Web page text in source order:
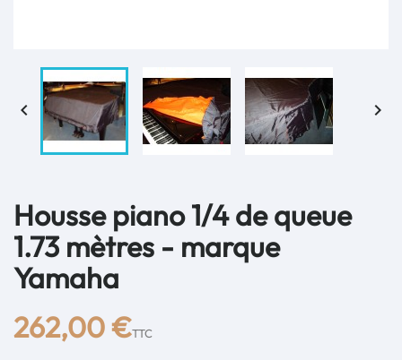
 
Housse piano 1/4 de queue
1.73 mètres - marque
Yamaha
262,00 €TTC